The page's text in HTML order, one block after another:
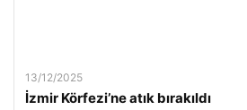
13/12/2025
İzmir Körfezi’ne atık bırakıldı